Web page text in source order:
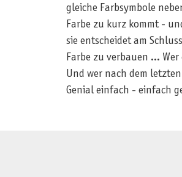
gleiche Farbsymbole
Farbe zu kurz kommt -
sie entscheidet am
Farbe zu verbauen ...
Und wer nach dem
Genial einfach - einfach